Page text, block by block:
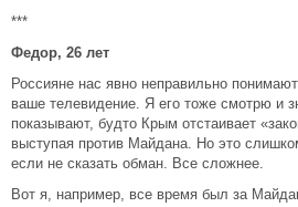
***
Федор, 26 лет
Россияне нас явно неправильно
ваше телевидение. Я его тоже смотрю и
показывают, будто Крым отстаивает
выступая против Майдана. Но это
если не сказать обман. Все сложнее.
Вот я, например, все время был за